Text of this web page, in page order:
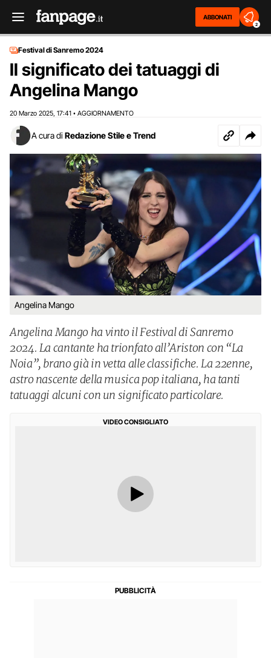
ABBONATI
2
Festival di Sanremo 2024
Il significato dei tatuaggi di
Angelina Mango
20 Marzo 2025 17:41 • AGGIORNAMENTO
A cura di Redazione Stile e Trend
Angelina Mango
Angelina Mango ha vinto il Festival di Sanremo
2024. La cantante ha trionfato all’Ariston con “La
Noia”, brano già in vetta alle classifiche. La 22enne,
astro nascente della musica pop italiana, ha tanti
tatuaggi alcuni con un significato particolare.
VIDEO CONSIGLIATO